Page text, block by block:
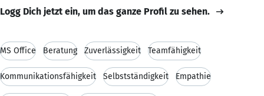
Logg Dich jetzt ein, um das ganze Profil zu sehen.
MS Office Beratung Zuverlässigkeit Teamfähigkeit
Kommunikationsfähigkeit Selbstständigkeit Empathie